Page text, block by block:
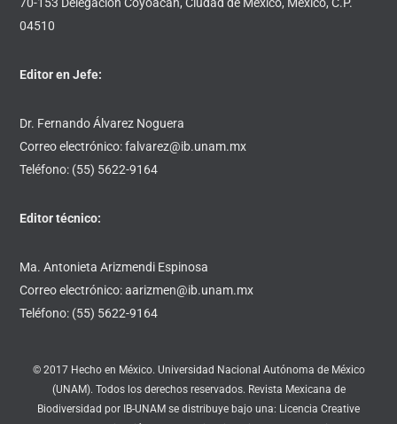
70-153 Delegación Coyoacán, Ciudad de México, México, C.P.
04510
Editor en Jefe:
Dr. Fernando Álvarez Noguera
Correo electrónico: falvarez@ib.unam.mx
Teléfono: (55) 5622-9164
Editor técnico:
Ma. Antonieta Arizmendi Espinosa
Correo electrónico: aarizmen@ib.unam.mx
Teléfono: (55) 5622-9164
© 2017 Hecho en México. Universidad Nacional Autónoma de México
(UNAM). Todos los derechos reservados. Revista Mexicana de
Biodiversidad por IB-UNAM se distribuye bajo una: Licencia Creative